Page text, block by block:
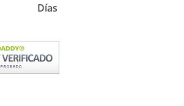
Días